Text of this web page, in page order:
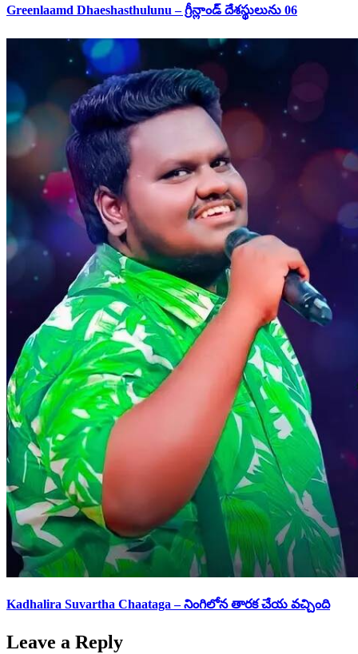
Greenlaamd Dhaeshasthulunu – గ్రీన్లాండ్ దేశస్థులును 06
Kadhalira Suvartha Chaataga – నింగిలోన తారక చేయ వచ్చింది
Leave a Reply